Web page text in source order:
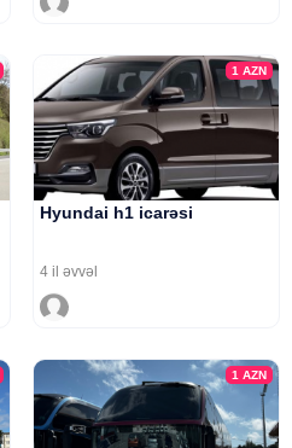
1 AZN
Hyundai h1 icarəsi
4 il əvvəl
1 AZN